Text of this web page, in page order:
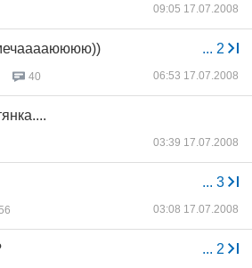
09:05 17.07.2008
... 2
40 06:53 17.07.2008
03:39 17.07.2008
... 3
03:08 17.07.2008
... 2